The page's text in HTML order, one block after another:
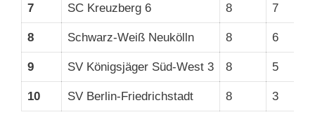
7 SC Kreuzberg 6 8 7
8 Schwarz-Weiß Neukölln 8 6
9 SV Königsjäger Süd-West 3 8 5
10 SV Berlin-Friedrichstadt 8 3